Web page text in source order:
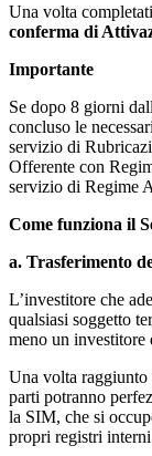
Una volta
conferma di
Importante
Se dopo 8 giorni
concluso le
servizio di
Offerente con
servizio di Regime
Come funziona il
a. Trasferimento
L’investitore che
qualsiasi soggetto
meno un
Una volta raggiunto
parti potranno
la SIM, che si
propri registri